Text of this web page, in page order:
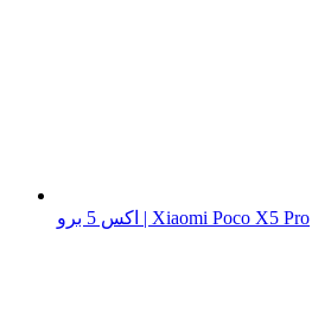
اكس 5 برو | Xiaomi Poco X5 Pro